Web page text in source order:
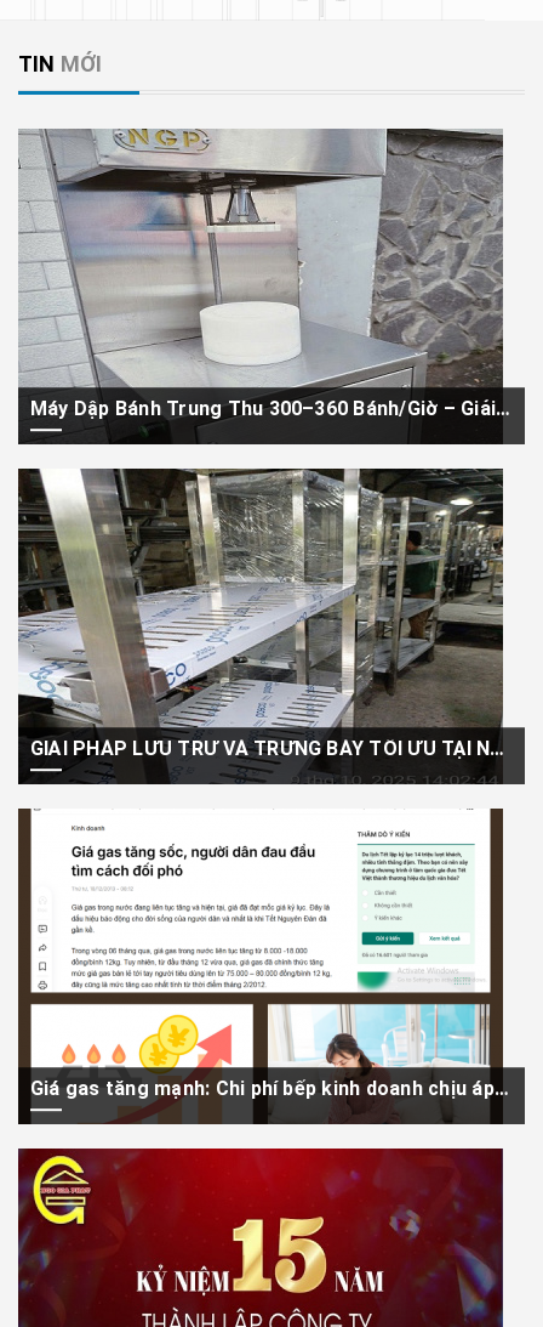
TIN MỚI
Máy Dập Bánh Trung Thu 300–360 Bánh/Giờ – Giải Pháp Tăng Năng Suất Cho Tiệm Và Xưởng Bánh
đối mặt...
GIẢI PHÁP LƯU TRỮ VÀ TRƯNG BÀY TỐI ƯU TẠI NGÔ GIA PHÁT: TỪ KHO BÃI ĐẾN CỬA HÀNG
Giá gas tăng mạnh: Chi phí bếp kinh doanh chịu áp lực, xu hướng chuyển sang bếp điện từ
đáng chú ý...